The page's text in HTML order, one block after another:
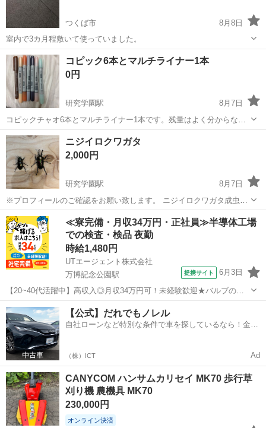
つくば市
8月8日
室内で3カ月程敷いて使っていました。
茨城 つくば市 その他
コピック6本とマルチライナー1本
0円
研究学園駅
8月7日
コピックチャオ6本とマルチライナー1本です。残量はよく分からない
ですが、描いてみてカスカスなコピックチャオはありません。茶色の
マルチライナーは、元々なのか中身がないのか分からないですがとて
も細い線でした。 なけなしのお金でこ...
茨城 つくば市 研究学園駅
ニジイロクワガタ
2,000円
研究学園駅
8月7日
※プロフィールのご確認をお願い致します。 ニジイロクワガタ成虫
1ペアの販売になります。 クイーンズランド産 CBF2 •♂57mm
2026/5/18羽化 •♀37mm 2026/5/22羽化 ニジイロクワガタは、飼...
茨城 つくば市 研究学園駅 その他 ニジイロクワガタ
≪寮完備・月収34万円・正社員≫半導体工場
での検査・検品 夜勤
時給1,480円
UTエージェント株式会社
万博記念公園駅
提携サイト 6月3日
【20~40代活躍中】高収入◎月収34万円可！未経験歓迎★バルブの組
立・検査！長期休暇あり◎夜勤専属！《Jczt1-DC》 詳細情報 ＜バル
ブの組立・検査＞ 未経験からチャレンジできる 半導体製造装置や精密
特殊バルブの組...
茨城 つくば市 万博記念公園駅
【公式】だれでもノレル
自社ローンなど特別な条件で車を探しているなら！金利
（株）ICT Ad
CANYCOM ハンサムカリセイ MK70 歩行草
刈り機 農機具 MK70
230,000円
オンライン決済